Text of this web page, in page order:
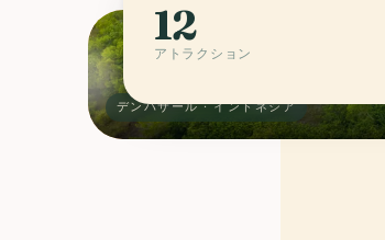
デンパサール · インドネシア
12
アトラクション